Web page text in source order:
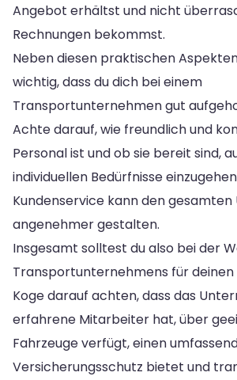
Angebot erhältst und nicht
Rechnungen bekommst.
Neben diesen praktischen
wichtig, dass du dich bei einem
Transportunternehmen gut
Achte darauf, wie freundlich und
Personal ist und ob sie bereit sind,
individuellen Bedürfnisse
Kundenservice kann den gesamten
angenehmer gestalten.
Insgesamt solltest du also bei der
Transportunternehmens für deinen
Koge darauf achten, dass das
erfahrene Mitarbeiter hat, über
Fahrzeuge verfügt, einen
Versicherungsschutz bietet und